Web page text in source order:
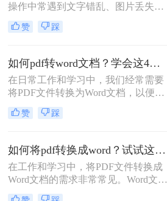
操作中常遇到文字错乱、图片丢失、
表格变形等问题。那么怎么将pdf转换
成word呢？本文将从基础操作、专业
修复五大维度，提供一套零门槛到高
阶的完整解决方案，助你轻松应对各
类PDF转换难题。
赞 踩
如何pdf转word文档？学会这4个转换方法就够了！
在日常工作和学习中，我们经常需要
将PDF文件转换为Word文档，以便进
行编辑和修改。然而，不同方法的转
换效果和适用场景各不相同。那么如
常用的PDF转Word方法，帮助您根据
实际需求选择最合适的方式。
赞 踩
如何将pdf转换成word？试试这3种实用方法!
在工作和学习中，将PDF文件转换成
Word文档的需求非常常见。Word文档
具有更强的编辑和排版功能，便于修